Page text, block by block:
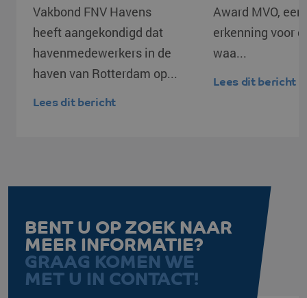
Vakbond FNV Havens
heeft aangekondigd dat
havenmedewerkers in de
haven van Rotterdam op...
Lees dit bericht
Award MVO,
erkenning voor
waa...
Lees dit bericht
BENT U OP ZOEK NAAR
MEER INFORMATIE?
GRAAG KOMEN WE
MET U IN CONTACT!